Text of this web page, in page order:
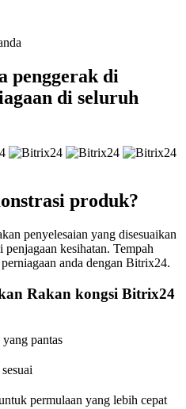
penggerak di
di seluruh
produk?
penyelesaian yang disesuaikan
kesihatan. Tempah
anda dengan Bitrix24.
Rakan kongsi Bitrix24
pantas
permulaan yang lebih cepat